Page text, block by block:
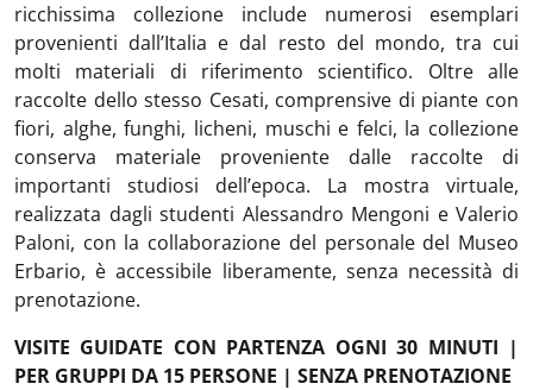
ricchissima collezione include numerosi esemplari
provenienti dall’Italia e dal resto del mondo, tra cui
molti materiali di riferimento scientifico. Oltre alle
raccolte dello stesso Cesati, comprensive di piante con
fiori, alghe, funghi, licheni, muschi e felci, la collezione
conserva materiale proveniente dalle raccolte di
importanti studiosi dell’epoca. La mostra virtuale,
realizzata dagli studenti Alessandro Mengoni e Valerio
Paloni, con la collaborazione del personale del Museo
Erbario, è accessibile liberamente, senza necessità di
prenotazione.
VISITE GUIDATE CON PARTENZA OGNI 30 MINUTI |
PER GRUPPI DA 15 PERSONE | SENZA PRENOTAZIONE